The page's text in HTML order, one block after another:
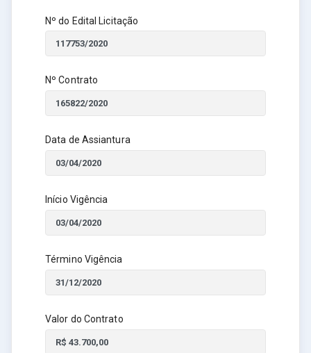
Nº do Edital Licitação
Nº Contrato
Data de Assiantura
Início Vigência
Término Vigência
Valor do Contrato